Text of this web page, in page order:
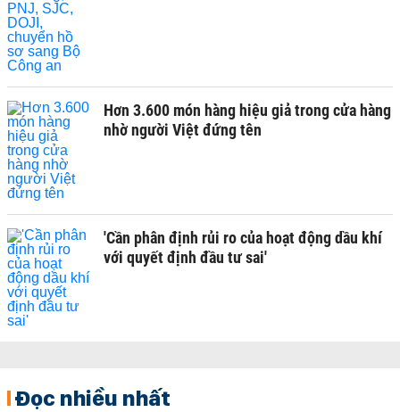
Hơn 3.600 món hàng hiệu giả trong cửa hàng
nhờ người Việt đứng tên
'Cần phân định rủi ro của hoạt động dầu khí
với quyết định đầu tư sai'
Đọc nhiều nhất